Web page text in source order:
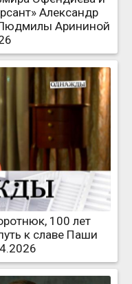
Александр
Арининой
100 лет
к славе Паши